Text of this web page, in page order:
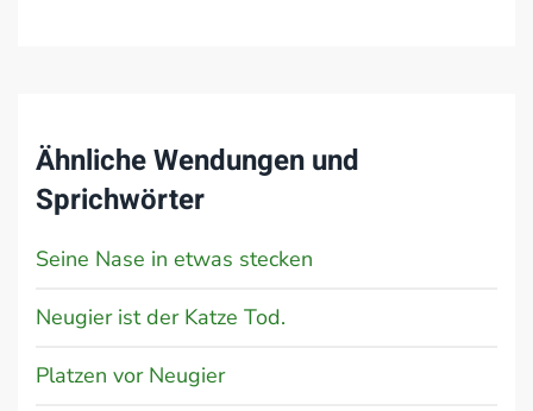
Ähnliche Wendungen und
Sprichwörter
Seine Nase in etwas stecken
Neugier ist der Katze Tod.
Platzen vor Neugier